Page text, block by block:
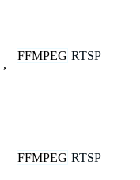
,
FFMPEG RTSP
FFMPEG RTSP